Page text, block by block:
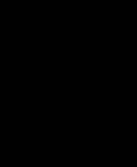
| Ваш надежный